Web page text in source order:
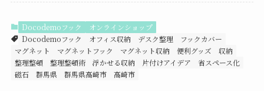
Docodemoフック
オンラインショップ
Docodemoフック
オフィス収納 デスク整理
フックカバー
マグネット
マグネットフック マグネット収納 便利グッズ
収納
整理整頓
整理整頓術 浮かせる収納 片付けアイデア
省スペース化
磁石
群馬県 群馬県高崎市 高崎市